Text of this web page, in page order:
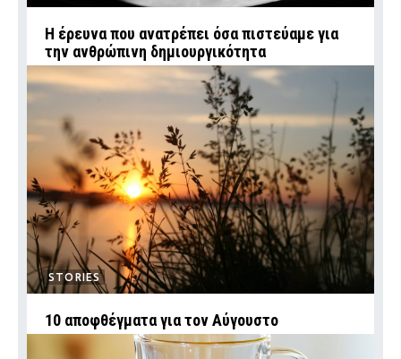
Η έρευνα που ανατρέπει όσα πιστεύαμε για
την ανθρώπινη δημιουργικότητα
STORIES
10 αποφθέγματα για τον Αύγουστο